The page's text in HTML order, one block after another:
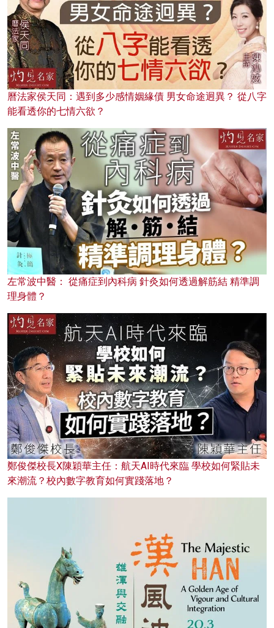
曆法家侯天同：遇到多少感情姻緣債 男女命途迥異？ 從八字
能看透你的七情六欲？
左常波中醫： 從痛症到內科病 針灸如何透過解筋結 精準調
理身體？
鄭俊傑校長X陳穎華主任：航天AI時代來臨 學校如何緊貼未
來潮流？校內數字教育如何實踐落地？